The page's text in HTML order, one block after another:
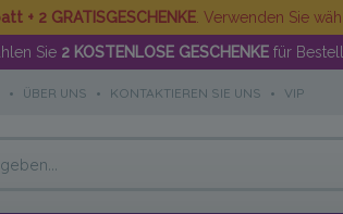
+ 2 GRATISGESCHENKE . Verwenden Sie
Sie 2 KOSTENLOSE GESCHENKEfür
• ÜBER UNS • KONTAKTIEREN SIE UNS • VIP